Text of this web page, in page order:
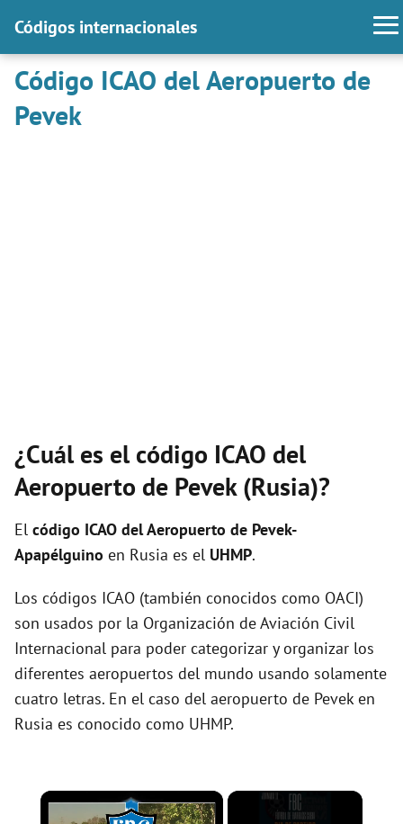
Códigos internacionales
Código ICAO del Aeropuerto de
Pevek
¿Cuál es el código ICAO del
Aeropuerto de Pevek (Rusia)?
El código ICAO delAeropuerto de Pevek-
Apapélguino en Rusia es el UHMP.
Los códigos ICAO (también conocidos como OACI)
son usados por la Organización de Aviación Civil
Internacional para poder categorizar y organizar los
diferentes aeropuertos del mundo usando solamente
cuatro letras. En el caso del aeropuerto de Pevek en
Rusia es conocido como UHMP.
×